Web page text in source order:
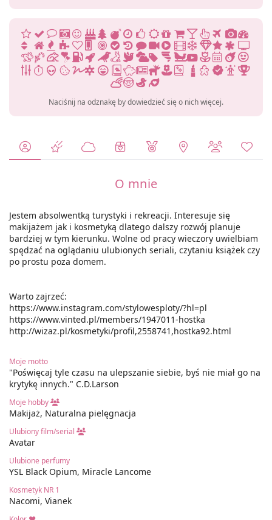
Naciśnij na odznakę by dowiedzieć się o nich więcej.
O mnie
Jestem absolwentką turystyki i rekreacji. Interesuje się
makijażem jak i kosmetyką dlatego dalszy rozwój planuje
bardziej w tym kierunku. Wolne od pracy wieczory uwielbiam
spędzać na oglądaniu ulubionych seriali, czytaniu książek czy
po prostu poza domem.
Warto zajrzeć:
https://www.instagram.com/stylowesploty/?hl=pl
https://www.vinted.pl/members/1947011-hostka
http://wizaz.pl/kosmetyki/profil,2558741,hostka92.html
Moje motto
"Poświęcaj tyle czasu na ulepszanie siebie, byś nie miał go na
krytykę innych." C.D.Larson
Moje hobby
Makijaż, Naturalna pielęgnacja
Ulubiony film/serial
Avatar
Ulubione perfumy
YSL Black Opium, Miracle Lancome
Kosmetyk NR 1
Nacomi, Vianek